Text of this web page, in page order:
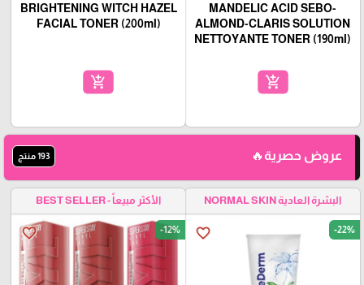
MANDELIC ACID SEBO-
ALMOND-CLARIS SOLUTION
NETTOYANTE TONER (190ml)
add_shopping_cart
BRIGHTENING WITCH HAZEL
FACIAL TONER (200ml)
add_shopping_cart
عروض حصرية🔥 193 منتج
البشرة العادية NORMAL SKIN
favorite_border -22%
الأكثر مبيعاً - BEST SELLER
favorite_border -12%